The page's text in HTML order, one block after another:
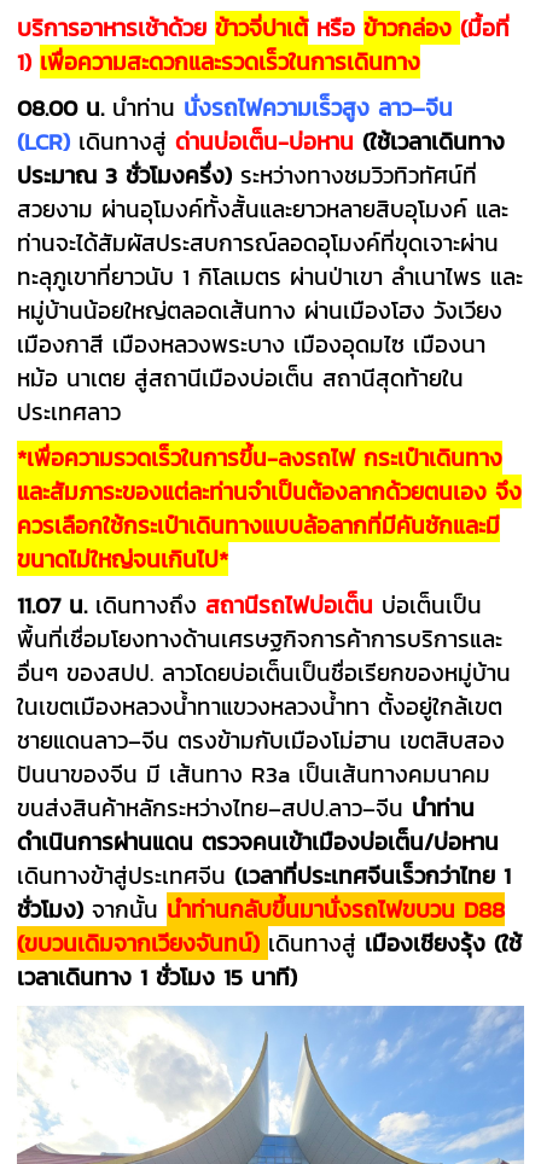
บริการอาหารเช้าด้วยข้าวจี่ปาเต้หรือข้าวกล่อง(มื้อที่
1) เพื่อความสะดวกและรวดเร็วในการเดินทาง
08.00 น. นำท่าน นั่งรถไฟความเร็วสูง ลาว–จีน
(LCR) เดินทางสู่ด่านบ่อเต็น-บ่อหาน (ใช้เวลาเดินทาง
ประมาณ 3 ชั่วโมงครึ่ง) ระหว่างทางชมวิวทิวทัศน์ที่
สวยงาม ผ่านอุโมงค์ทั้งสั้นและยาวหลายสิบอุโมงค์ และ
ท่านจะได้สัมผัสประสบการณ์ลอดอุโมงค์ที่ขุดเจาะผ่าน
ทะลุภูเขาที่ยาวนับ 1 กิโลเมตร ผ่านป่าเขา ลำเนาไพร และ
หมู่บ้านน้อยใหญ่ตลอดเส้นทาง ผ่านเมืองโฮง วังเวียง
เมืองกาสี เมืองหลวงพระบาง เมืองอุดมไซ เมืองนา
หม้อ นาเตย สู่สถานีเมืองบ่อเต็น สถานีสุดท้ายใน
ประเทศลาว
*เพื่อความรวดเร็วในการขึ้น-ลงรถไฟ กระเป๋าเดินทาง
และสัมภาระของแต่ละท่านจำเป็นต้องลากด้วยตนเอง จึง
ควรเลือกใช้กระเป๋าเดินทางแบบล้อลากที่มีคันชักและมี
ขนาดไม่ใหญ่จนเกินไป*
11.07 น. เดินทางถึงสถานีรถไฟบ่อเต็น บ่อเต็นเป็น
พื้นที่เชื่อมโยงทางด้านเศรษฐกิจการค้าการบริการและ
อื่นๆ ของสปป. ลาวโดยบ่อเต็นเป็นชื่อเรียกของหมู่บ้าน
ในเขตเมืองหลวงน้ำทาแขวงหลวงน้ำทา ตั้งอยู่ใกล้เขต
ชายแดนลาว–จีน ตรงข้ามกับเมืองโม่ฮาน เขตสิบสอง
ปันนาของจีน มี เส้นทาง R3a เป็นเส้นทางคมนาคม
ขนส่งสินค้าหลักระหว่างไทย–สปป.ลาว–จีน นำท่าน
ดำเนินการผ่านแดนตรวจคนเข้าเมืองบ่อเต็น/บ่อหาน
เดินทางข้าสู่ประเทศจีน(เวลาที่ประเทศจีนเร็วกว่าไทย 1
ชั่วโมง)จากนั้น นำท่านกลับขึ้นมานั่งรถไฟขบวน D88
(ขบวนเดิมจากเวียงจันทน์) เดินทางสู่ เมืองเชียงรุ้ง (ใช้
เวลาเดินทาง 1 ชั่วโมง 15 นาที)